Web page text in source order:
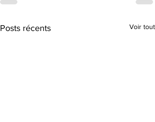
Posts récents Voir tout